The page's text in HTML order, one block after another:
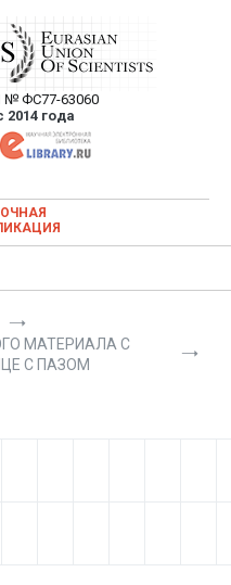
Ученых —
статей в
журнале
№ ФС77-63060
2014 года
научных статей в
журнале
МАТЕРИАЛА С
С ПАЗОМ